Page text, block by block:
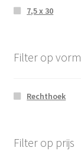
7,5 x 30
Filter op vorm
Rechthoek
Filter op prijs